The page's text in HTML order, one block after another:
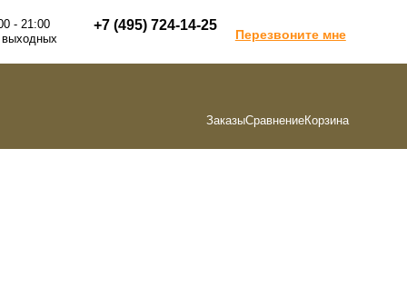
- 21:00
выходных
+7 (495) 724-14-25
Перезвоните мне
ЗаказыСравнениеКорзина